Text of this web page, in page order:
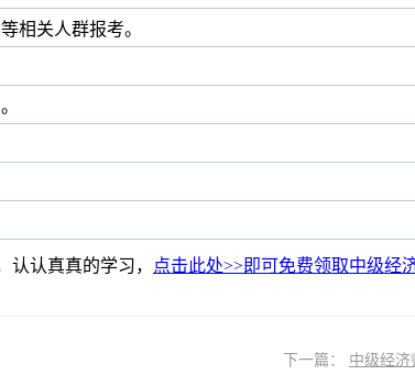
相关人群报考。
认真真的学习， 点击此处>>即可免费领取中级经
下一篇： 中级经济